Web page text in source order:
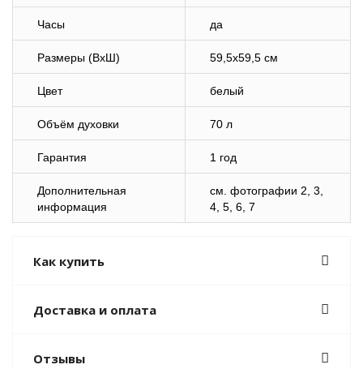
Часы да
Размеры (ВхШ) 59,5х59,5 см
Цвет белый
Объём духовки 70 л
Гарантия 1 год
Дополнительная
информация
cм. фотографии 2, 3,
4, 5, 6, 7
Как купить
Доставка и оплата
Отзывы